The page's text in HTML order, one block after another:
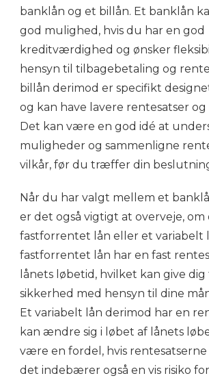
banklån og et billån. Et banklån
god mulighed, hvis du har en god
kreditværdighed og ønsker
hensyn til tilbagebetaling og
billån derimod er specifikt
og kan have lavere rentesatser
Det kan være en god idé at
muligheder og sammenligne
vilkår, før du træffer din
Når du har valgt mellem et
er det også vigtigt at overveje, om
fastforrentet lån eller et variabelt
fastforrentet lån har en fast
lånets løbetid, hvilket kan give
sikkerhed med hensyn til dine
Et variabelt lån derimod har en
kan ændre sig i løbet af lånets
være en fordel, hvis
det indebærer også en vis risiko